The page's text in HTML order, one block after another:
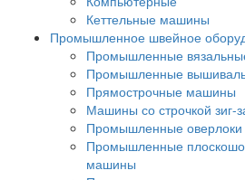
Кеттельные машины
Промышленное швейное
Промышленные
Промышленные
Прямострочные машины
Машины со строчкой зиг-
Промышленные оверлоки
Промышленные
машины